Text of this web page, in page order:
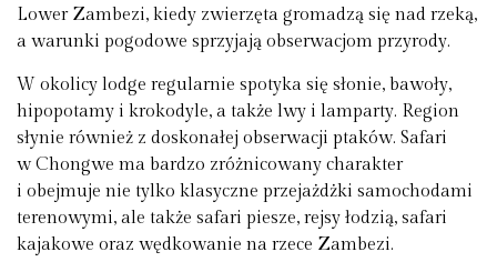
Lower Zambezi, kiedy zwierzęta gromadzą się nad rzeką,
a warunki pogodowe sprzyjają obserwacjom przyrody.
W okolicy lodge regularnie spotyka się słonie, bawoły,
hipopotamy i krokodyle, a także lwy i lamparty. Region
słynie również z doskonałej obserwacji ptaków. Safari
w Chongwe ma bardzo zróżnicowany charakter
i obejmuje nie tylko klasyczne przejażdżki samochodami
terenowymi, ale także safari piesze, rejsy łodzią, safari
kajakowe oraz wędkowanie na rzece Zambezi.